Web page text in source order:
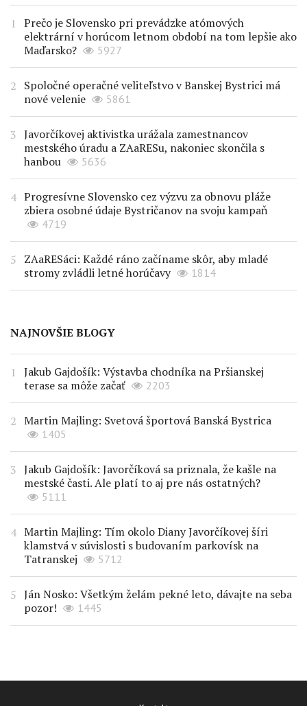
Prečo je Slovensko pri prevádzke atómových
elektrární v horúcom letnom období na tom lepšie ako
Maďarsko?
5927
Spoločné operačné veliteľstvo v Banskej Bystrici má
nové velenie
5861
Javorčíkovej aktivistka urážala zamestnancov
mestského úradu a ZAaRESu, nakoniec skončila s
hanbou
5636
Progresívne Slovensko cez výzvu za obnovu pláže
zbiera osobné údaje Bystričanov na svoju kampaň
4719
ZAaRESáci: Každé ráno začíname skôr, aby mladé
stromy zvládli letné horúčavy
1814
NAJNOVŠIE BLOGY
Jakub Gajdošík: Výstavba chodníka na Pršianskej
terase sa môže začať
2203
Martin Majling: Svetová športová Banská Bystrica
1405
Jakub Gajdošík: Javorčíková sa priznala, že kašle na
mestské časti. Ale platí to aj pre nás ostatných?
5111
Martin Majling: Tím okolo Diany Javorčíkovej šíri
klamstvá v súvislosti s budovaním parkovísk na
Tatranskej
5712
Ján Nosko: Všetkým želám pekné leto, dávajte na seba
pozor!
1445